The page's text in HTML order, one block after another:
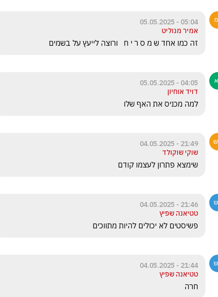
05:04 - 05.05.2025
אמיר מנוליט
זה כמו אחד ש מ ס ר י ח   ורוצה לייעץ על בשמים
04:05 - 05.05.2025
דויד אוחיון
למה מכניס את האף שלו
21:49 - 04.05.2025
שוקי שוקולד
שימצא פתרון לעצמו קודם
21:46 - 04.05.2025
טטיאנה שפיץ
פשיסטים לא יכולים להיות מתווכים
21:44 - 04.05.2025
טטיאנה שפיץ
חרה